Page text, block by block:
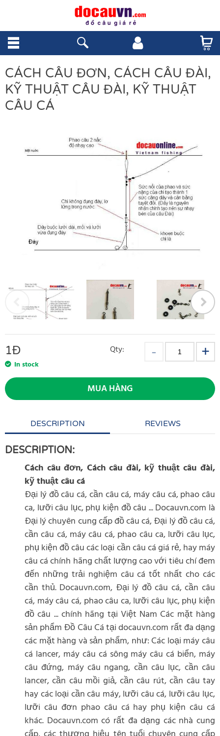
CÁCH CÂU ĐƠN, CÁCH CÂU ĐÀI,
KỸ THUẬT CÂU ĐÀI, KỸ THUẬT
CÂU CÁ
1Đ
In stock
Qty:
MUA HÀNG
DESCRIPTION REVIEWS
DESCRIPTION:
Cách câu đơn, Cách câu đài, kỹ thuật câu đài,
kỹ thuật câu cá
Đại lý đồ câu cá, cần câu cá, máy câu cá, phao câu
ca, lưỡi câu lục, phụ kiện đồ câu ... Docauvn.com là
Đại lý chuyên cung cấp đồ câu cá, Đại lý đồ câu cá,
cần câu cá, máy câu cá, phao câu ca, lưỡi câu lục,
phụ kiện đồ câu các loại cần câu cá giá rẻ, hay máy
câu cá chính hãng chất lượng cao với tiêu chí đem
đến những trải nghiệm câu cá tốt nhất cho các
cần thủ. Docauvn.com, Đại lý đồ câu cá, cần câu
cá, máy câu cá, phao câu ca, lưỡi câu lục, phụ kiện
đồ câu ... chính hãng tại Việt Nam Các mặt hàng
sản phẩm Đồ Câu Cá tại docauvn.com rất đa dạng
các mặt hàng và sản phẩm, như: Các loại máy câu
cá lancer, máy câu cá sông máy câu cá biển, máy
câu đứng, máy câu ngang, cần câu lục, cần câu
lancer, cần câu mồi giả, cần câu rút, cần câu tay
hay các loại cần câu máy, lưỡi câu cá, lưỡi câu lục,
lưỡi câu đơn phao câu cá hay phụ kiện câu cá
khác. Docauvn.com có rất đa dạng các nhà cung